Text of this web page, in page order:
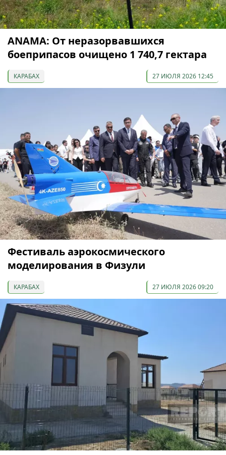
ANAMA: От неразорвавшихся
боеприпасов очищено 1 740,7 гектара
КАРАБАХ 27 ИЮЛЯ 2026 12:45
Фестиваль аэрокосмического
моделирования в Физули
КАРАБАХ 27 ИЮЛЯ 2026 09:20